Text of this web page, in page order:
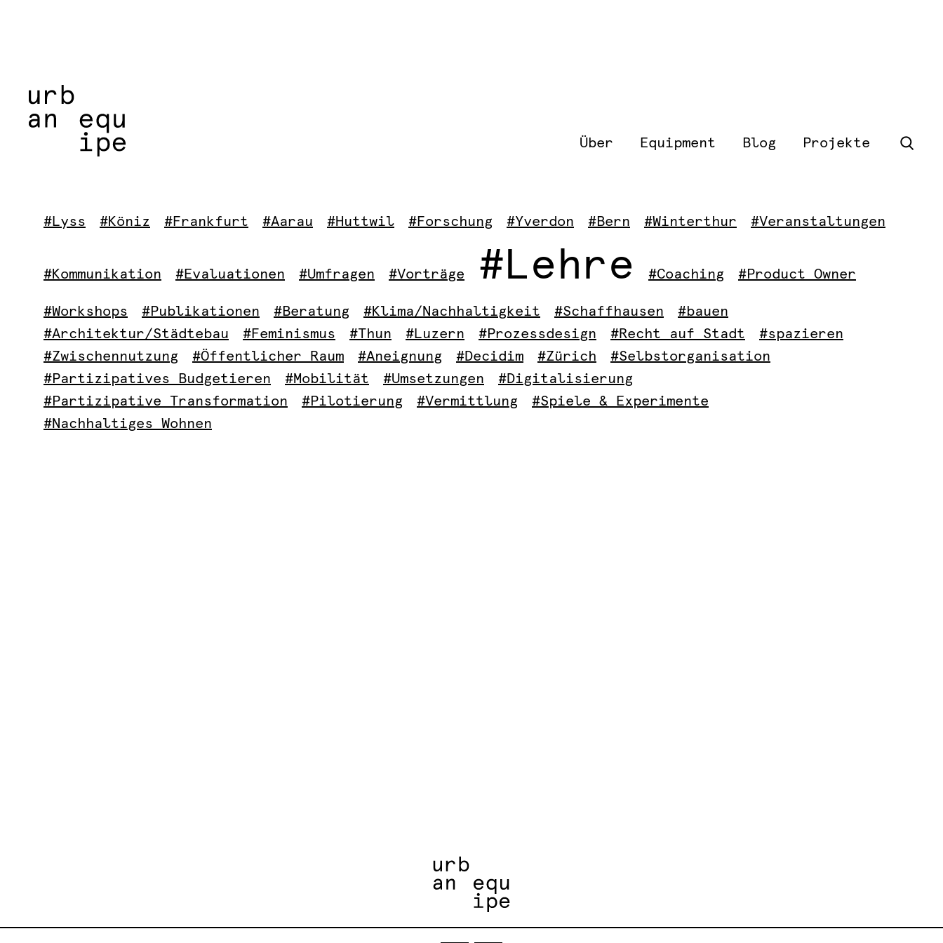
Über Equipment Blog Projekte
#Lyss #Köniz #Frankfurt #Aarau #Huttwil #Forschung #Yverdon #Bern #Winterthur #Veranstaltungen
#Kommunikation #Evaluationen #Umfragen #Vorträge #Lehre #Coaching #Product Owner
#Workshops #Publikationen #Beratung #Klima/Nachhaltigkeit #Schaffhausen
#bauen
#Architektur/Städtebau
#Feminismus #Thun #Luzern #Prozessdesign #Recht auf Stadt
#spazieren
#Zwischennutzung
#Öffentlicher Raum #Aneignung #Decidim #Zürich
#Selbstorganisation
#Partizipatives Budgetieren
#Mobilität #Umsetzungen
#Digitalisierung
#Partizipative Transformation
#Pilotierung #Vermittlung
#Spiele & Experimente
#Nachhaltiges Wohnen